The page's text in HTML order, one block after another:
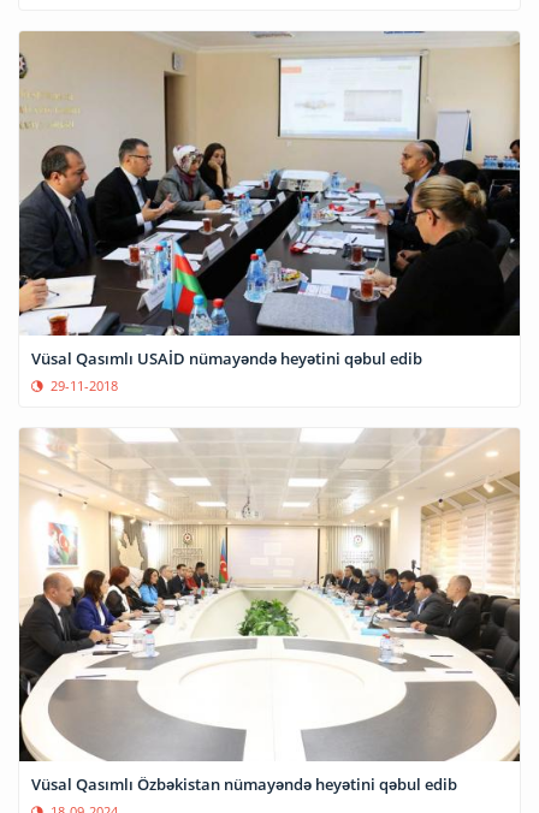
Vüsal Qasımlı USAİD nümayəndə heyətini qəbul edib
29-11-2018
Vüsal Qasımlı Özbəkistan nümayəndə heyətini qəbul edib